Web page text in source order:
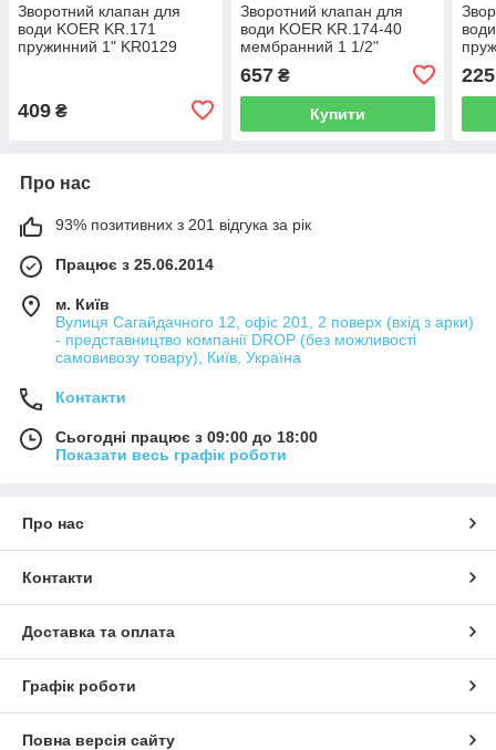
Зворотний клапан для
води KOER KR.171
пружинний 1" KR0129
409 ₴
Зворотний клапан для
води KOER KR.174-40
мембранний 1 1/2"
657₴
Купити
225
Про нас
93% позитивних з 201 відгука за рік
Працює з 25.06.2014
м. Київ
Вулиця Сагайдачного 12, офіс 201, 2 поверх (вхід з арки)
- представництво компанії DROP (без можливості
самовивозу товару), Київ, Україна
Контакти
Сьогодні працює з 09:00 до 18:00
Показати весь графік роботи
Про нас
Контакти
Доставка та оплата
Графік роботи
Повна версія сайту